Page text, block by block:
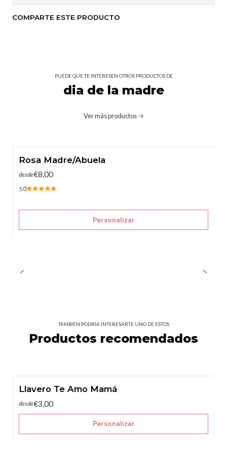
COMPARTE ESTE PRODUCTO
PUEDE QUE TE INTERESEN OTROS PRODUCTOS DE
dia de la madre
Ver más productos
Rosa Madre/Abuela
desde€8,00
5.0
Personalizar
TAMBIÉN PODRÍA INTERESARTE UNO DE ESTOS
Productos recomendados
Llavero Te Amo Mamá
desde€3,00
Personalizar